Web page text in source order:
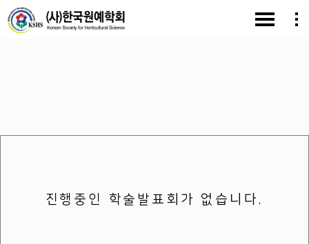
진행중인 학술발표회가 없습니다.